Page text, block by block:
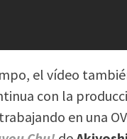
el vídeo
con la
en una